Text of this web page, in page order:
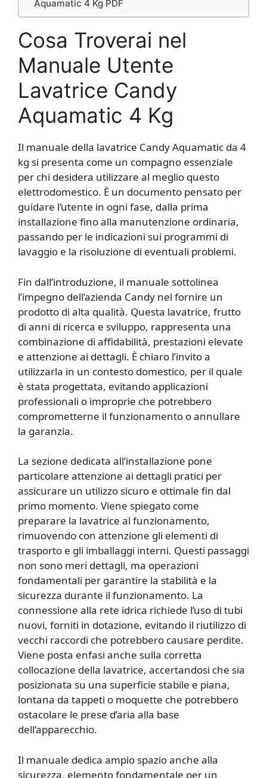
Aquamatic 4 Kg PDF
Cosa Troverai nel
Manuale Utente
Lavatrice Candy
Aquamatic 4 Kg
Il manuale della lavatrice Candy Aquamatic da 4
kg si presenta come un compagno essenziale
per chi desidera utilizzare al meglio questo
elettrodomestico. È un documento pensato per
guidare l’utente in ogni fase, dalla prima
installazione fino alla manutenzione ordinaria,
passando per le indicazioni sui programmi di
lavaggio e la risoluzione di eventuali problemi.
Fin dall’introduzione, il manuale sottolinea
l’impegno dell’azienda Candy nel fornire un
prodotto di alta qualità. Questa lavatrice, frutto
di anni di ricerca e sviluppo, rappresenta una
combinazione di affidabilità, prestazioni elevate
e attenzione ai dettagli. È chiaro l’invito a
utilizzarla in un contesto domestico, per il quale
è stata progettata, evitando applicazioni
professionali o improprie che potrebbero
comprometterne il funzionamento o annullare
la garanzia.
La sezione dedicata all’installazione pone
particolare attenzione ai dettagli pratici per
assicurare un utilizzo sicuro e ottimale fin dal
primo momento. Viene spiegato come
preparare la lavatrice al funzionamento,
rimuovendo con attenzione gli elementi di
trasporto e gli imballaggi interni. Questi passaggi
non sono meri dettagli, ma operazioni
fondamentali per garantire la stabilità e la
sicurezza durante il funzionamento. La
connessione alla rete idrica richiede l’uso di tubi
nuovi, forniti in dotazione, evitando il riutilizzo di
vecchi raccordi che potrebbero causare perdite.
Viene posta enfasi anche sulla corretta
collocazione della lavatrice, accertandosi che sia
posizionata su una superficie stabile e piana,
lontana da tappeti o moquette che potrebbero
ostacolare le prese d’aria alla base
dell’apparecchio.
Il manuale dedica ampio spazio anche alla
sicurezza, elemento fondamentale per un